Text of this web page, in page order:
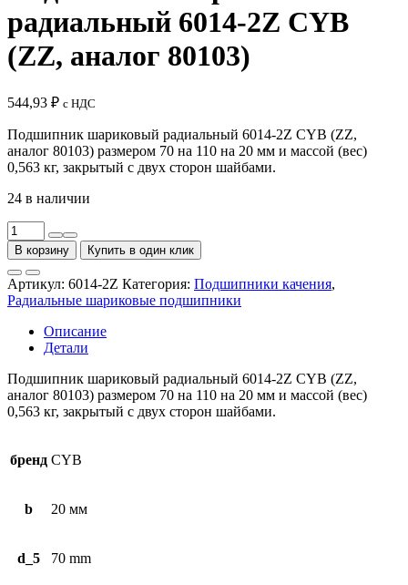
радиальный 6014-2Z CYB
(ZZ, аналог 80103)
544,93 ₽ с НДС
Подшипник шариковый радиальный 6014-2Z CYB (ZZ,
аналог 80103) размером 70 на 110 на 20 мм и массой (вес)
0,563 кг, закрытый с двух сторон шайбами.
24 в наличии
Количество
товара
Подшипник
шариковый
радиальный
6014-
CYB
аналог
80103)
В корзину Купить в один клик
Артикул: 6014-2Z Категория: Подшипники качения,
Радиальные шариковые подшипники
Описание
Детали
Подшипник шариковый радиальный 6014-2Z CYB (ZZ,
аналог 80103) размером 70 на 110 на 20 мм и массой (вес)
0,563 кг, закрытый с двух сторон шайбами.
бренд CYB
b 20 мм
d_5 70 mm